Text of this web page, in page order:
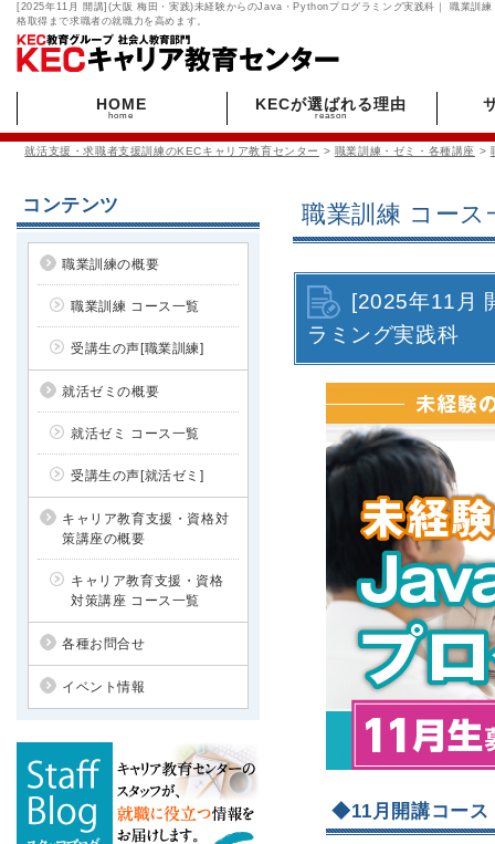
[2025年11月 開講](大阪 梅田・実践)未経験からのJava・Pythonプログラミング実践科｜ 職業訓
格取得まで求職者の就職力を高めます。
HOME
home
KECが選ばれる理由
reason
就活支援・求職者支援訓練のKECキャリア教育センター > 職業訓練・ゼミ・各種講座 >
職業訓練 コース
[2025年11月
ラミング実践科
◆11月開講コー
コンテンツ
職業訓練の概要
職業訓練 コース一覧
受講生の声[職業訓練]
就活ゼミの概要
就活ゼミ コース一覧
受講生の声[就活ゼミ]
キャリア教育支援・資格対
策講座の概要
キャリア教育支援・資格
対策講座 コース一覧
各種お問合せ
イベント情報